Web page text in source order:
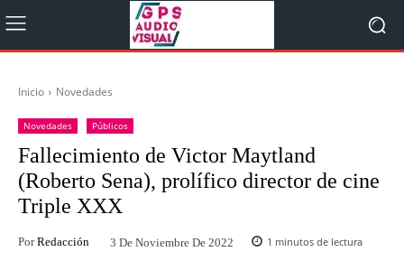
Inicio Novedades
Novedades Públicos
Fallecimiento de Victor Maytland
(Roberto Sena), prolífico director de cine
Triple XXX
Por Redacción 3 De Noviembre De 2022 1 minutos de lectura